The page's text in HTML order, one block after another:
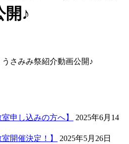
開♪
さみみ祭紹介動画公開♪
申し込みの方へ】
2025年6月14
開催決定！】
2025年5月26日